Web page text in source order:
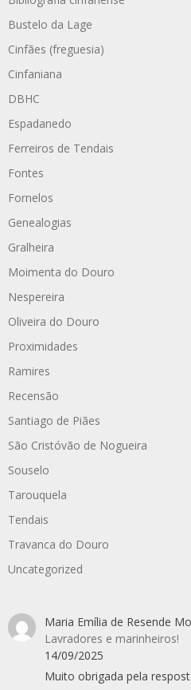
Bustelo da Lage
Cinfães (freguesia)
Cinfaniana
DBHC
Espadanedo
Ferreiros de Tendais
Fontes
Fornelos
Genealogias
Gralheira
Moimenta do Douro
Nespereira
Oliveira do Douro
Proximidades
Ramires
Recensão
Santiago de Piães
São Cristóvão de Nogueira
Souselo
Tarouquela
Tendais
Travanca do Douro
Uncategorized
Maria Emília de Resende
Lavradores e marinheiros!
14/09/2025
Muito obrigada pela